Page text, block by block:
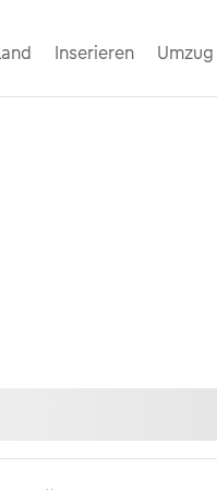
Inserieren Umzug